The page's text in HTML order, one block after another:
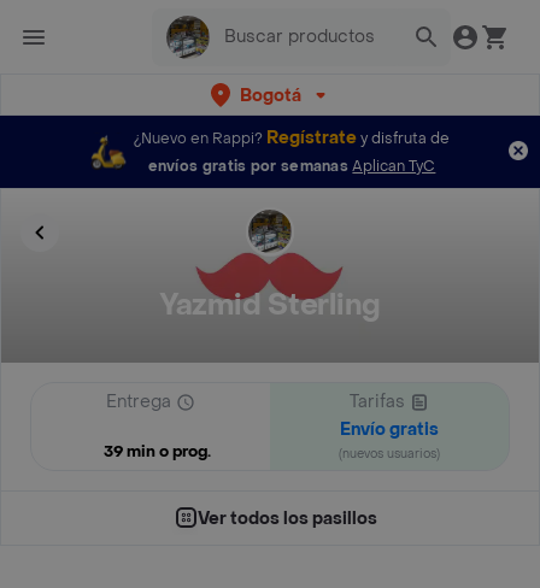
Bogotá
¿Nuevo en Rappi? Regístratey disfruta de
envíos gratis por semanas Aplican TyC
Yazmid Sterling
Entrega
39 min o prog.
Tarifas
Envío gratis
(nuevos usuarios)
Ver todos los pasillos